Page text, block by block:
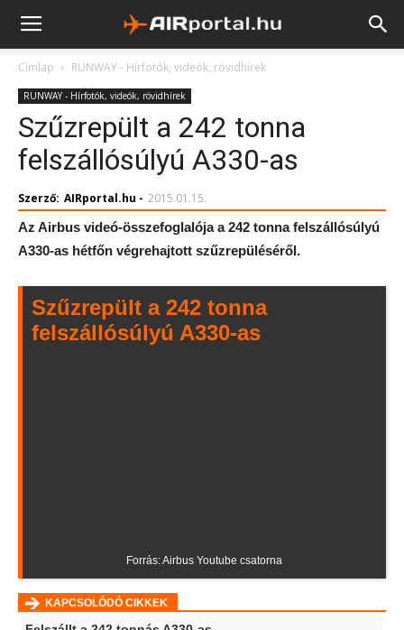
Címlap RUNWAY - Hírfotók, videók, rövidhírek
RUNWAY - Hírfotók, videók, rövidhírek
Szűzrepült a 242 tonna
felszállósúlyú A330-as
Szerző: AIRportal.hu - 2015.01.15.
Az Airbus videó-összefoglalója a 242 tonna felszállósúlyú
A330-as hétfőn végrehajtott szűzrepüléséről.
Szűzrepült a 242 tonna
felszállósúlyú A330-as
Forrás: Airbus Youtube csatorna
KAPCSOLÓDÓ CIKKEK